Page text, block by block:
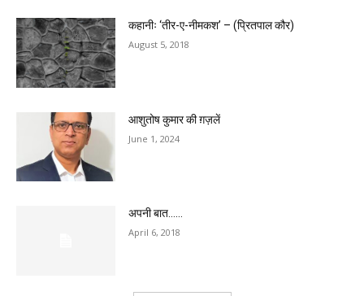
कहानीः ‘तीर-ए-नीमकश’ – (प्रितपाल कौर)
August 5, 2018
आशुतोष कुमार की ग़ज़लें
June 1, 2024
अपनी बात……
April 6, 2018